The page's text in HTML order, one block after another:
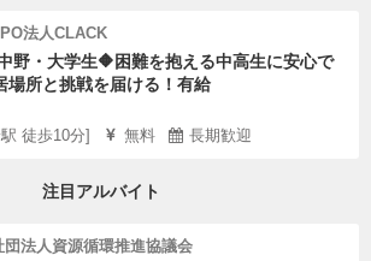
法人CLACK
野・大学生🔶困難を抱える中高生に安心で
場所と挑戦を届ける！有給
徒歩10分] 無料 長期歓迎
注目アルバイト
団法人資源循環推進協議会